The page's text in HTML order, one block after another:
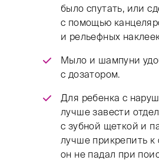
было спутать, или
с помощью
и рельефных
Мыло и шампуни
с дозатором.
Для ребенка с
лучше завести
с зубной щеткой и
лучше прикрепить к
он не падал при